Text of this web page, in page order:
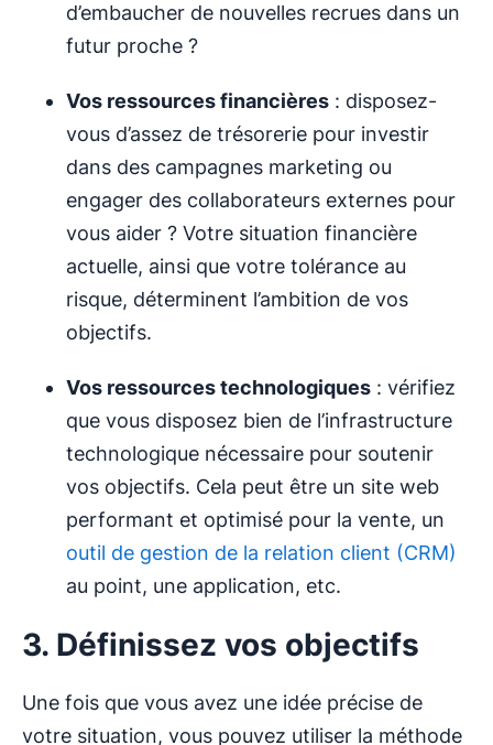
d’embaucher de nouvelles recrues dans un
futur proche ?
Vos ressources financières : disposez-
vous d’assez de trésorerie pour investir
dans des campagnes marketing ou
engager des collaborateurs externes pour
vous aider ? Votre situation financière
actuelle, ainsi que votre tolérance au
risque, déterminent l’ambition de vos
objectifs.
Vos ressources technologiques : vérifiez
que vous disposez bien de l’infrastructure
technologique nécessaire pour soutenir
vos objectifs. Cela peut être un site web
performant et optimisé pour la vente, un
outil de gestion de la relation client (CRM)
au point, une application, etc.
3. Définissez vos objectifs
Une fois que vous avez une idée précise de
votre situation, vous pouvez utiliser la méthode